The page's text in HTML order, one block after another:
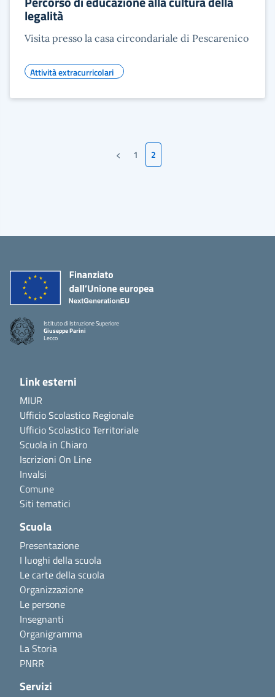
legalità
Visita presso la casa circondariale di Pescarenico
Attività extracurricolari
‹Pagina precedente
1 2
Istituto di Istruzione Superiore
Giuseppe Parini
Lecco
Link esterni
MIUR
Ufficio Scolastico Regionale
Ufficio Scolastico Territoriale
Scuola in Chiaro
Iscrizioni On Line
Invalsi
Comune
Siti tematici
Scuola
Presentazione
I luoghi della scuola
Le carte della scuola
Organizzazione
Le persone
Insegnanti
Organigramma
La Storia
PNRR
Servizi